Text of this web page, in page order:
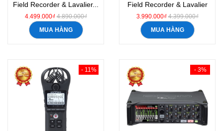
Field Recorder & Lavalier...
4.499.000₫4.890.000₫
MUA HÀNG
Field Recorder & Lavalier
Mic
3.990.000₫4.399.000₫
MUA HÀNG
- 11% - 3%